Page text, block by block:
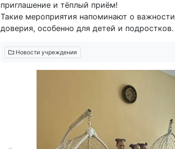
приглашение и тёплый приём!
Такие мероприятия напоминают о
доверия, особенно для детей и подростков.
Новости учреждения